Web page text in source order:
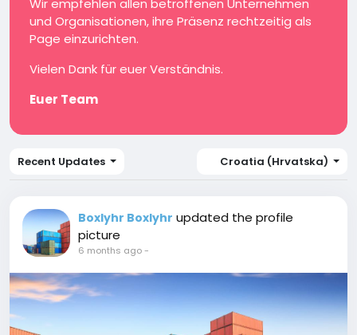
Wir empfehlen allen betroffenen Unternehmen
und Organisationen, ihre Präsenz rechtzeitig als
Page einzurichten.
Vielen Dank für euer Verständnis.
Euer Team
Recent Updates Croatia (Hrvatska)
Boxlyhr Boxlyhr updated the profile
picture
6 months ago-